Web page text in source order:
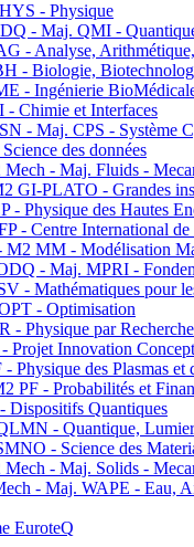
- Physique
- Maj. QMI -
- Analyse,
- Biologie,
- Ingénierie
Chimie et Interfaces
- Maj. CPS - Système
des données
- Maj. Fluids -
GI-PLATO - Grandes
- Physique des Hautes
- Centre International de
MM - Modélisation
- Maj. MPRI -
- Mathématiques pour
- Optimisation
- Physique par Recherche
Projet Innovation
Physique des Plasmas et
PF - Probabilités et
Quantiques
- Quantique,
- Science des
- Maj. Solids -
- Maj. WAPE - Eau,
EuroteQ